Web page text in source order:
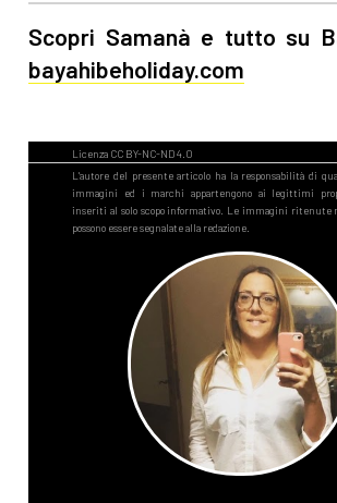
Scopri Samanà e tutto su
bayahibeholiday.com